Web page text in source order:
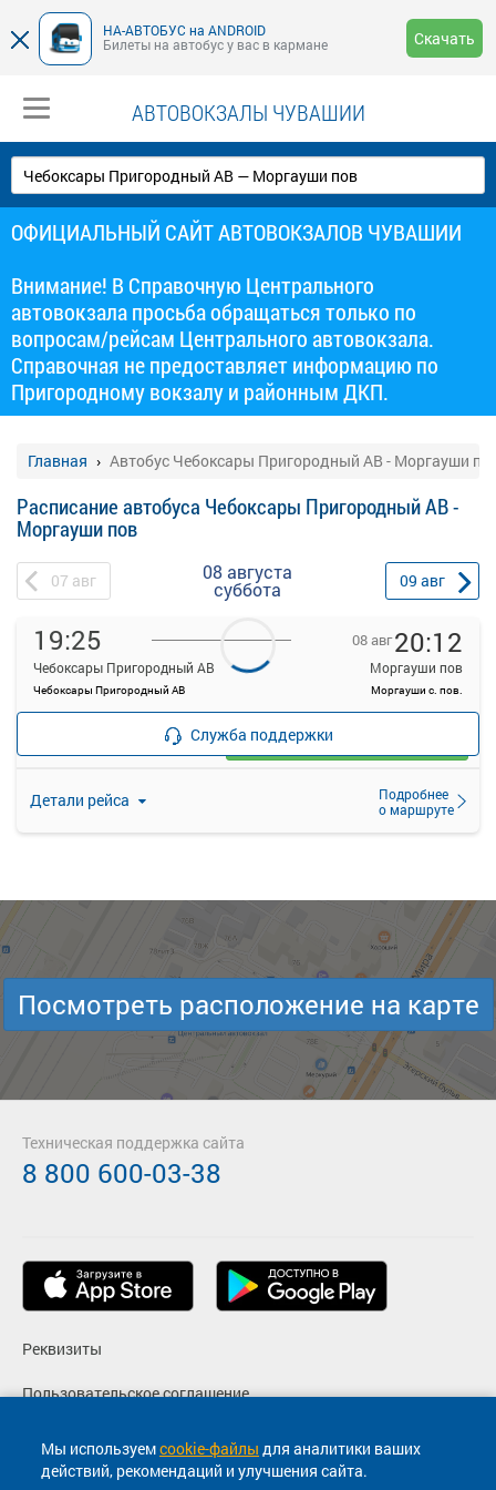
НА-АВТОБУС на ANDROID
Билеты на автобус у вас в кармане
Скачать
АВТОВОКЗАЛЫ ЧУВАШИИ
ОФИЦИАЛЬНЫЙ САЙТ АВТОВОКЗАЛОВ ЧУВАШИИ
Внимание! В Справочную Центрального
автовокзала просьба обращаться только по
вопросам/рейсам Центрального автовокзала.
Справочная не предоставляет информацию по
Пригородному вокзалу и районным ДКП.
Главная Автобус Чебоксары Пригородный АВ - Моргауши
Расписание автобуса Чебоксары Пригородный АВ -
Моргауши пов
07 авг 08 августа
суббота 09 авг
19:25
Чебоксары Пригородный АВ
Чебоксары Пригородный АВ
08 авг20:12
Моргауши пов
Моргауши с. пов.
Детали рейса
Подробнее
о маршруте
—
Загрузить цену
Служба поддержки
Мы используемcookie-файлы для аналитики ваших
действий, рекомендаций и улучшения сайта.
Посмотреть расположение на карте
Реквизиты
Пользовательское соглашение
Политика конфиденциальности
Согласие на маркетинговые сообщения
Техническая поддержка сайта
8 800 600-03-38